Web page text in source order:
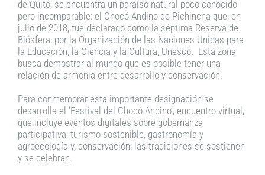
de Quito, se encuentra un paraíso natural poco conocido
pero incomparable: el Chocó Andino de Pichincha que, en
julio de 2018, fue declarado como la séptima Reserva de
Biósfera, por la Organización de las Naciones Unidas para
la Educación, la Ciencia y la Cultura, Unesco. Esta zona
busca demostrar al mundo que es posible tener una
relación de armonía entre desarrollo y conservación.
Para conmemorar esta importante designación se
desarrolla el ‘Festival del Chocó Andino’, encuentro virtual,
que incluye eventos digitales sobre gobernanza
participativa, turismo sostenible, gastronomía y
agroecología y, conservación: las tradiciones se sostienen
y se celebran.